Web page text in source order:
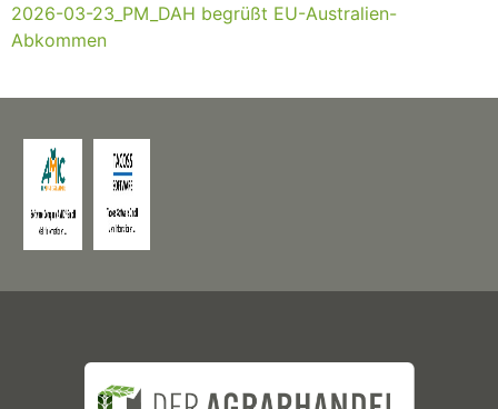
2026-03-23_PM_DAH begrüßt EU-Australien-
Abkommen